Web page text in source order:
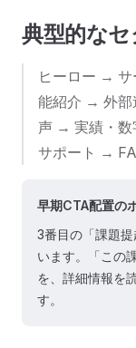
典型的な
ヒーロー →
能紹介 → 外
声 → 実績・
サポート →
早期CTA配置の
3番目の「課題
います。「この
を、詳細情報を
す。